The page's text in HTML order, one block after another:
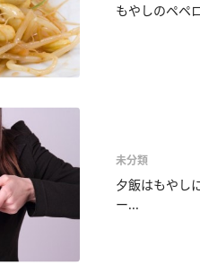
もやしのペペ
未分類
夕飯はもやし
ー...